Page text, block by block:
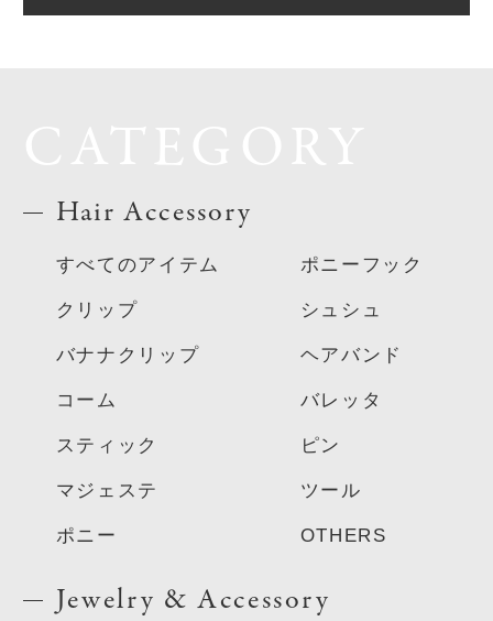
Hair Accessory
すべてのアイテム
クリップ
バナナクリップ
コーム
スティック
マジェステ
ポニー
ポニーフック
シュシュ
ヘアバンド
バレッタ
ピン
ツール
OTHERS
Jewelry & Accessory